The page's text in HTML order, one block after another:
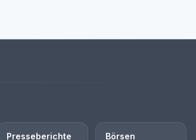
Presseberichte Börsen